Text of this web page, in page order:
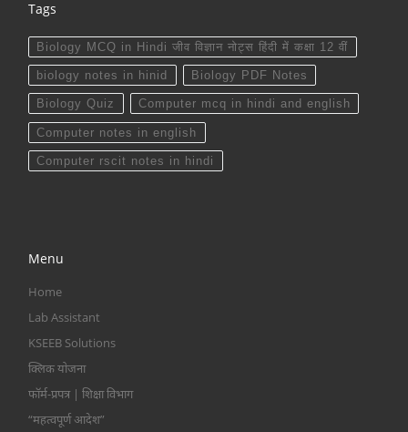
Tags
Biology MCQ in Hindi जीव विज्ञान नोट्स हिंदी में कक्षा 12 वीं
biology notes in hinid Biology PDF Notes
Biology Quiz Computer mcq in hindi and english
Computer notes in english
Computer rscit notes in hindi
Menu
Home
Lab Assistant
KSEEB Solutions
क्लिक योजना
फॉर्म-प्रपत्र | शिक्षा विभाग
“महत्वपूर्ण आदेश”